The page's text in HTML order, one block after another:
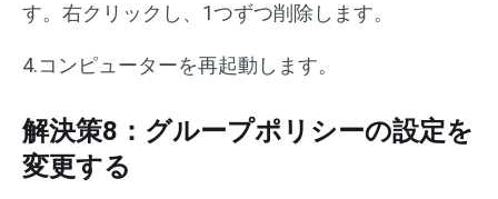
す。右クリックし、1つずつ削除します。
4.コンピューターを再起動します。
解決策8：グループポリシーの設定を
変更する